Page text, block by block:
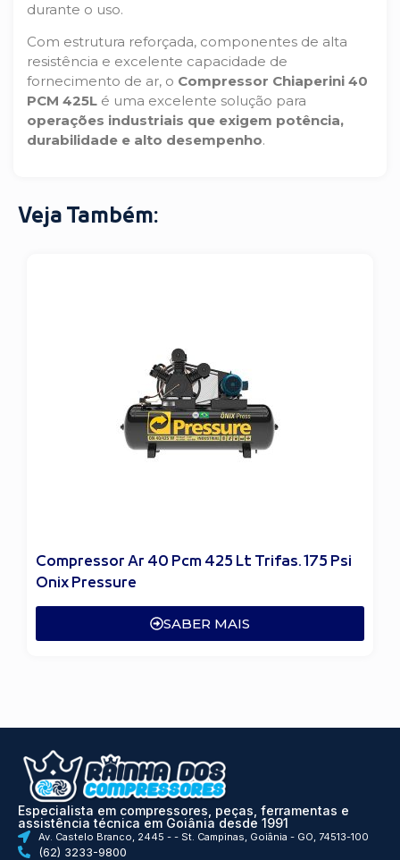
durante o uso.
Com estrutura reforçada, componentes de alta
resistência e excelente capacidade de
fornecimento de ar, o Compressor Chiaperini 40
PCM 425L é uma excelente solução para
operações industriais que exigem potência,
durabilidade e alto desempenho.
Veja Também:
Compressor Ar 40 Pcm 425 Lt Trifas. 175 Psi
Onix Pressure
SABER MAIS
Especialista em compressores, peças, ferramentas e
assistência técnica em Goiânia desde 1991
Av. Castelo Branco, 2445 - - St. Campinas, Goiânia - GO, 74513-100
(62) 3233-9800